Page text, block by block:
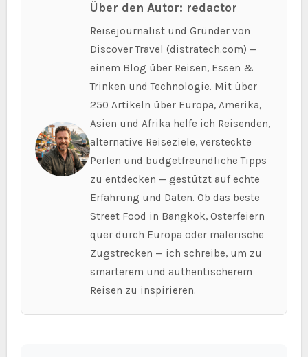
Über den Autor: redactor
Reisejournalist und Gründer von
Discover Travel (distratech.com) —
einem Blog über Reisen, Essen &
Trinken und Technologie. Mit über
250 Artikeln über Europa, Amerika,
Asien und Afrika helfe ich Reisenden,
alternative Reiseziele, versteckte
Perlen und budgetfreundliche Tipps
zu entdecken — gestützt auf echte
Erfahrung und Daten. Ob das beste
Street Food in Bangkok, Osterfeiern
quer durch Europa oder malerische
Zugstrecken — ich schreibe, um zu
smarterem und authentischerem
Reisen zu inspirieren.